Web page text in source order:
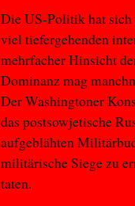
Die US-Politik hat sich
viel tiefergehenden
mehrfacher Hinsicht
Dominanz mag
Der Washingtoner
das postsowjetische
aufgeblähten
militärische Siege zu
taten.